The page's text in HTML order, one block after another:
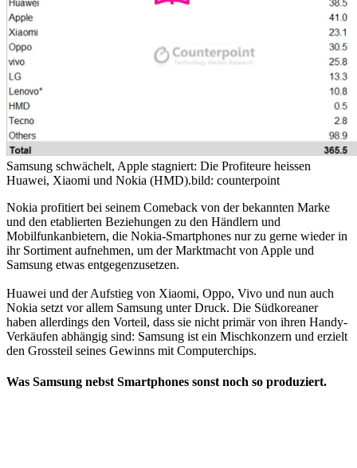
Samsung schwächelt, Apple stagniert: Die Profiteure heissen
Huawei, Xiaomi und Nokia (HMD).bild: counterpoint
Nokia profitiert bei seinem Comeback von der bekannten Marke
und den etablierten Beziehungen zu den Händlern und
Mobilfunkanbietern, die Nokia-Smartphones nur zu gerne wieder in
ihr Sortiment aufnehmen, um der Marktmacht von Apple und
Samsung etwas entgegenzusetzen.
Huawei und der Aufstieg von Xiaomi, Oppo, Vivo und nun auch
Nokia setzt vor allem Samsung unter Druck. Die Südkoreaner
haben allerdings den Vorteil, dass sie nicht primär von ihren Handy-
Verkäufen abhängig sind: Samsung ist ein Mischkonzern und erzielt
den Grossteil seines Gewinns mit Computerchips.
Was Samsung nebst Smartphones sonst noch so produziert.